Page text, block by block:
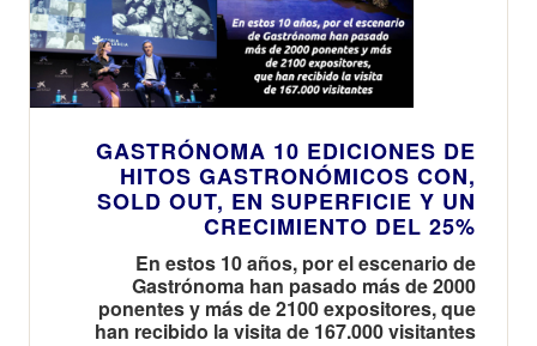
GASTRÓNOMA 10 EDICIONES DE
HITOS GASTRONÓMICOS CON,
SOLD OUT, EN SUPERFICIE Y UN
CRECIMIENTO DEL 25%
En estos 10 años, por el escenario de
Gastrónoma han pasado más de 2000
ponentes y más de 2100 expositores, que
han recibido la visita de 167.000 visitantes